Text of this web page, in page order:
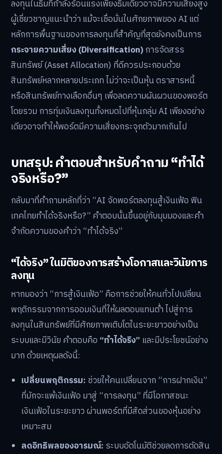
ลงทุนในธีมที่กำลังร้อนแรงเพียงธีมเดียวอาจมีความเสี่ยงสูง
ผู้เชี่ยวชาญแนะนำว่า แม้จะเชื่อมั่นในศักยภาพของ AI แต่
หลักการพื้นฐานของการลงทุนที่สำคัญที่สุดยังคงเป็นการ
กระจายความเสี่ยง (Diversification)การจัดสรร
สินทรัพย์ (Asset Allocation) ที่ดีควรประกอบด้วย
สินทรัพย์หลากหลายประเภท ไม่ว่าจะเป็นหุ้น ตราสารหนี้
หรือสินทรัพย์ทางเลือกอื่นๆ เพื่อลดความผันผวนของพอร์ต
โดยรวม การทุ่มเงินลงทุนทั้งหมดไปที่หุ้นกลุ่ม AI เพียงอย่าง
เดียวอาจทำให้พอร์ตมีความเสี่ยงกระจุกตัวมากเกินไป
บทสรุป: คำตอบสำหรับคำถาม “ทำได้
จริงหรือ?”
กลับมาที่คำถามหลักที่ว่า “AI จัดพอร์ตลงทุนสู้เงินเฟ้อ ฟิน
เทคไทยทำได้จริงหรือ?” คำตอบนั้นขึ้นอยู่กับมุมมองและคำ
จำกัดความของคำว่า “ทำได้จริง”
“ได้จริง” ในมิติของการสร้างโอกาสและวินัยการ
ลงทุน
หากมองว่า “การสู้เงินเฟ้อ” คือการช่วยให้คนทั่วไปเปลี่ยน
พฤติกรรมจากการออมเงินที่ให้ผลตอบแทนต่ำ ไปสู่การ
ลงทุนในสินทรัพย์ที่มีศักยภาพเติบโตในระยะยาวอย่างเป็น
ระบบและมีวินัย คำตอบคือ “ทำได้จริง” และมีประโยชน์อย่าง
มาก ด้วยเหตุผลดังนี้:
เปลี่ยนพฤติกรรม: ช่วยให้คนเปลี่ยนจาก “การฝากเงิน”
ที่มักจะแพ้เงินเฟ้อ มาสู่ “การลงทุน” ที่มีโอกาสชนะ
เงินเฟ้อในระยะยาว ผ่านพอร์ตที่มีสัดส่วนของหุ้นอย่าง
เหมาะสม
ลดอิทธิพลของอารมณ์: ระบบอัตโนมัติช่วยลดการตัดสิน